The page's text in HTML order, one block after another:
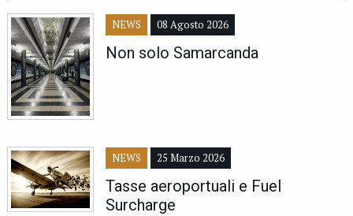
NEWS 08 Agosto 2026
Non solo Samarcanda
NEWS 25 Marzo 2026
Tasse aeroportuali e Fuel
Surcharge